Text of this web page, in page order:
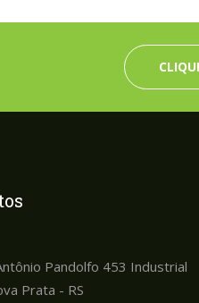
Pandolfo 453 Industrial
Prata - RS